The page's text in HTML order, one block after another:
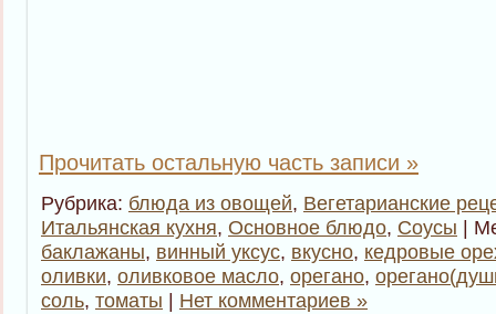
Прочитать остальную часть записи »
Рубрика: блюда из овощей, Вегетарианские
Итальянская кухня, Основное блюдо, Соусы |
баклажаны, винный уксус, вкусно, кедровые
оливки, оливковое масло, орегано,
соль, томаты | Нет комментариев »